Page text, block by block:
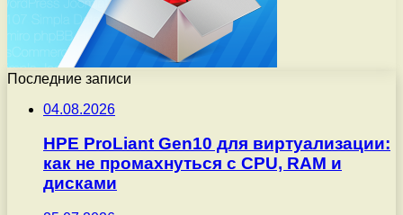
Последние записи
04.08.2026
HPE ProLiant Gen10 для виртуализации:
как не промахнуться с CPU, RAM и
дисками